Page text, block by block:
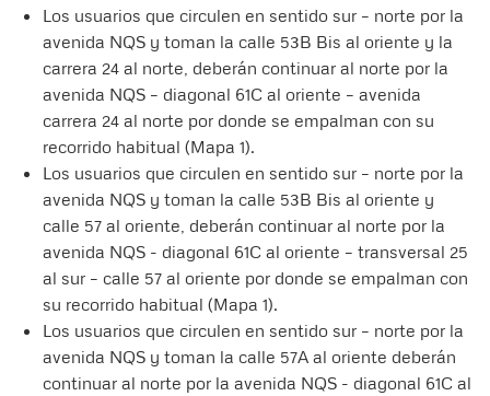
Los usuarios que circulen en sentido sur – norte por la
avenida NQS y toman la calle 53B Bis al oriente y la
carrera 24 al norte, deberán continuar al norte por la
avenida NQS – diagonal 61C al oriente – avenida
carrera 24 al norte por donde se empalman con su
recorrido habitual (Mapa 1).
Los usuarios que circulen en sentido sur – norte por la
avenida NQS y toman la calle 53B Bis al oriente y
calle 57 al oriente, deberán continuar al norte por la
avenida NQS - diagonal 61C al oriente – transversal 25
al sur – calle 57 al oriente por donde se empalman con
su recorrido habitual (Mapa 1).
Los usuarios que circulen en sentido sur – norte por la
avenida NQS y toman la calle 57A al oriente deberán
continuar al norte por la avenida NQS - diagonal 61C al